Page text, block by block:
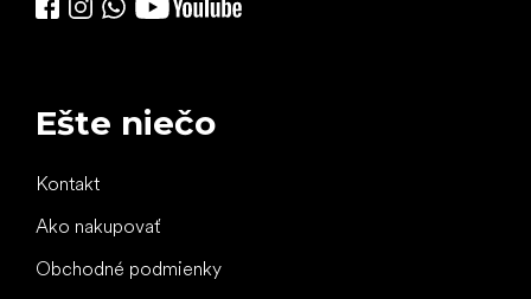
Ešte niečo
Kontakt
Ako nakupovať
Obchodné podmienky